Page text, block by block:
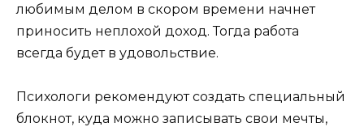
любимым делом в скором времени начнет
приносить неплохой доход. Тогда работа
всегда будет в удовольствие.
Психологи рекомендуют создать специальный
блокнот, куда можно записывать свои мечты,